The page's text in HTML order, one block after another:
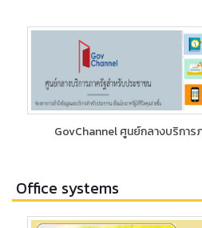
GovChannel ศูนย์กลางบริการ
Office systems